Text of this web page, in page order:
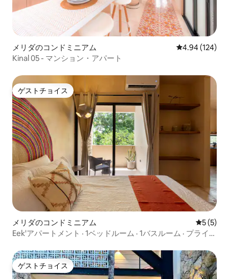
メリダのコンドミニアム レビュー124
4.94 (124)
Kinal 05 - マンション・アパート
ゲストチョイス
ゲストチョイス
メリダのコンドミニアム レビュー
5 (5)
Eek'アパートメント · 1ベッドルーム · 1バスルーム · プライベ
ゲストチョイス
ゲストチョイス